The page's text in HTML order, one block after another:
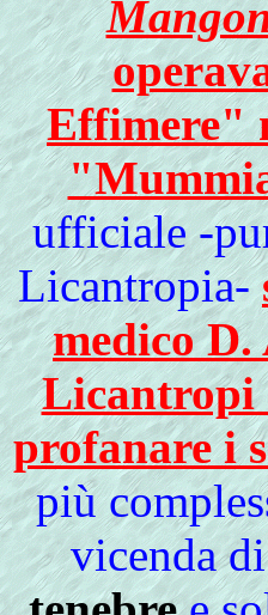
Effimere"
ufficiale -
Licantropia-
medico
Licantropi
profanare i
più
vicenda